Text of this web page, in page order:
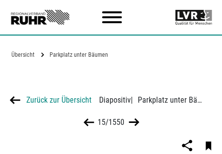
Übersicht Parkplatz unter Bäumen
Zurück zur Übersicht Diapositiv| Parkplatz unter Bäumen
15/1550